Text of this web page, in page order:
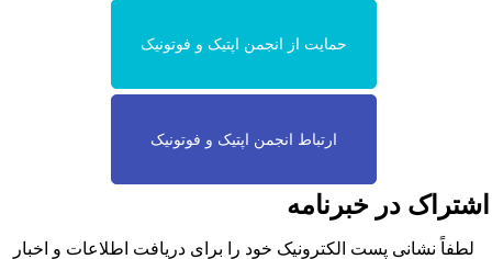
حمایت از انجمن اپتیک و فوتونیک
ارتباط انجمن اپتیک و فوتونیک
در خبرنامه
لطفاً نشانی پست الکترونیک خود را برای دریافت اطلاعات و اخبار